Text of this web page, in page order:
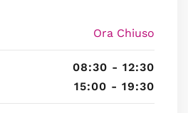
Ora Chiuso
08:30 - 12:30
15:00 - 19:30